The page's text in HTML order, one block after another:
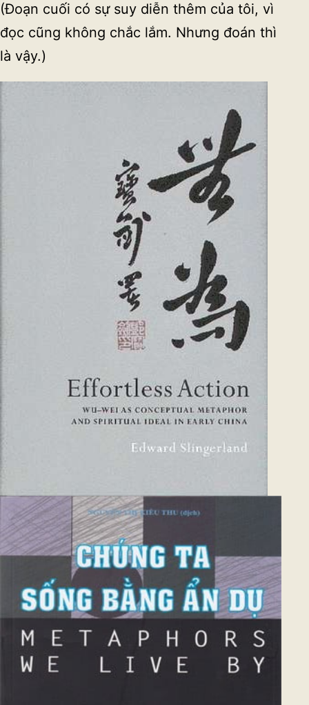
(Đoạn cuối có sự suy diễn thêm của tôi, vì
đọc cũng không chắc lắm. Nhưng đoán thì
là vậy.)